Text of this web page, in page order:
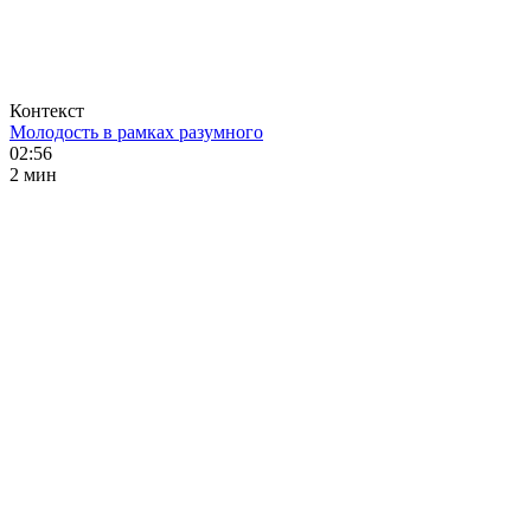
Контекст
Молодость в рамках разумного
02:56
2 мин